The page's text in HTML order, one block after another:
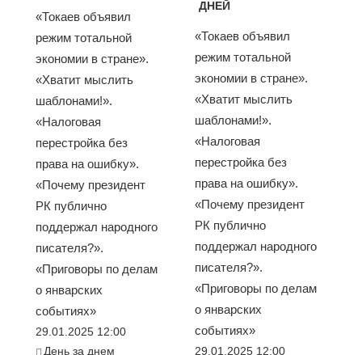
«Токаев объявил
режим тотальной
экономии в стране».
«Хватит мыслить
шаблонами!».
«Налоговая
перестройка без
права на ошибку».
«Почему президент
РК публично
поддержал народного
писателя?».
«Приговоры по делам
о январских
событиях»
29.01.2025 12:00
День за днем
ДНЕЙ
«Токаев объявил
режим тотальной
экономии в стране».
«Хватит мыслить
шаблонами!».
«Налоговая
перестройка без
права на ошибку».
«Почему президент
РК публично
поддержал народного
писателя?».
«Приговоры по делам
о январских
событиях»
29.01.2025 12:00